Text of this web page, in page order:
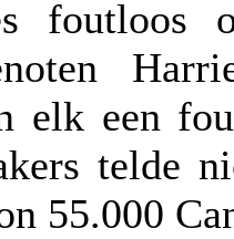
foutloos
elk een
telde
55.000